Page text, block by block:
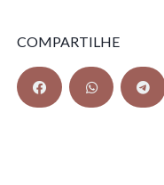
COMPARTILHE